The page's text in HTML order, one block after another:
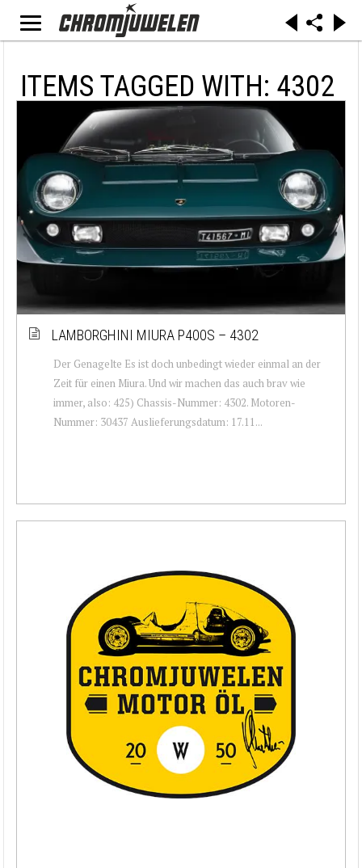
ITEMS TAGGED WITH: 4302
LAMBORGHINI MIURA P400S – 4302
Der Genagelte Es ist doch unbedingt wieder einmal an der
Zeit für einen Miura. Und wir machen das auch brav wie
immer, also: 425) Chassis-Nummer: 4302. Motoren-
Nummer: 30437 Auslieferungsdatum: 17.11...